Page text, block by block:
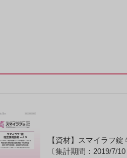
【資材】スマイラフ
〔集計期間：2019/7/10